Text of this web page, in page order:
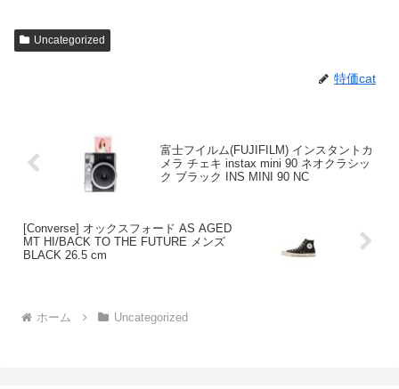
Uncategorized
特価cat
富士フイルム(FUJIFILM) インスタントカ
メラ チェキ instax mini 90 ネオクラシッ
ク ブラック INS MINI 90 NC
[Converse] オックスフォード AS AGED
MT HI/BACK TO THE FUTURE メンズ
BLACK 26.5 cm
ホーム Uncategorized